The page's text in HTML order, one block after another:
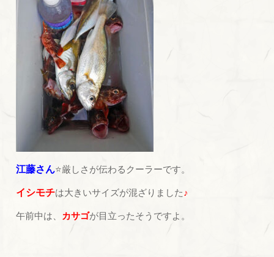
江藤さん⭐厳しさが伝わるクーラーです。
イシモチは大きいサイズが混ざりました♪
午前中は、 カサゴが目立ったそうですよ。